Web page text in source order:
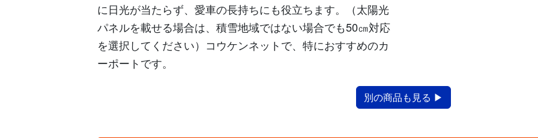
に日光が当たらず、愛車の長持ちにも役立ちます。（太陽光
パネルを載せる場合は、積雪地域ではない場合でも50㎝対応
を選択してください）コウケンネットで、特におすすめのカ
ーポートです。
別の商品も見る ▶